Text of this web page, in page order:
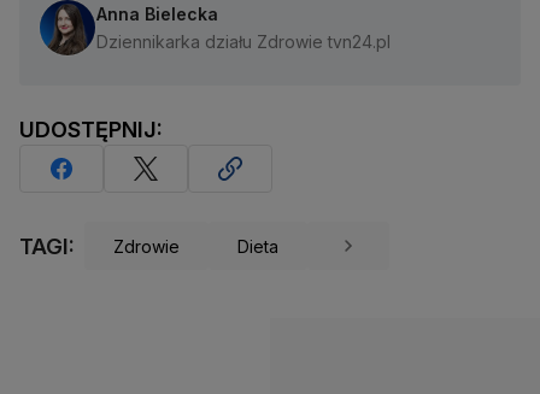
Anna Bielecka
Dziennikarka działu Zdrowie tvn24.pl
UDOSTĘPNIJ:
TAGI: Zdrowie Dieta